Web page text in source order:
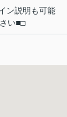
ン説明も可能
い■□